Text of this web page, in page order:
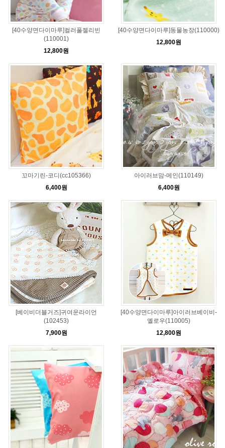
[40수양면다이마루]컬러풀젤리빈
(110001)
12,800원
[40수양면다이마루]동물농장(110000)
12,800원
꼬마기린-코디(cc105366)
6,400원
아이러브맘-메인(110149)
6,400원
[베이비더블거즈]귀여운라이언
(102453)
7,900원
[40수양면다이마루]아이러브베이비-
옐로우(110005)
12,800원